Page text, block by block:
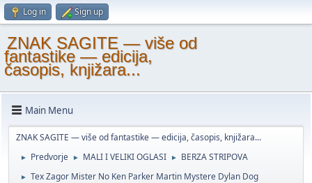
Log in Sign up
ZNAK SAGITE — više od
fantastike — edicija,
časopis, knjižara...
Main Menu
ZNAK SAGITE — više od fantastike — edicija, časopis, knjižara...
► Predvorje ► MALI I VELIKI OGLASI ► BERZA STRIPOVA
► Tex Zagor Mister No Ken Parker Martin Mystere Dylan Dog